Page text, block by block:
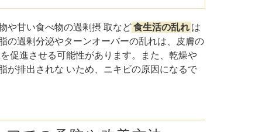
や甘い食べ物の過剰摂 取など食生活の乱れ は
の過剰分泌やターンオーバーの乱れは、皮膚の
促進させる可能性があります。また、乾燥や
が排出されな いため、ニキビの原因になるで